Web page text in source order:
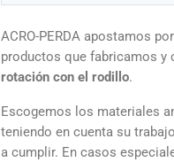
ACRO-PERDA apostamos
productos que fabricamos
rotación con el rodillo.
Escogemos los materiales
teniendo en cuenta su
a cumplir. En casos